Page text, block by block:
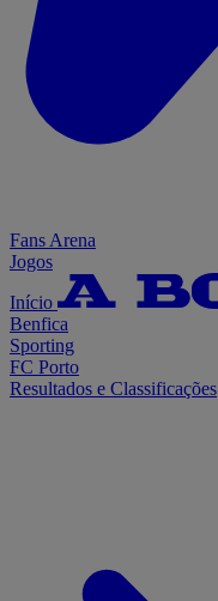
Fans Arena
Jogos
Início
Benfica
Sporting
FC Porto
Resultados e Classificações